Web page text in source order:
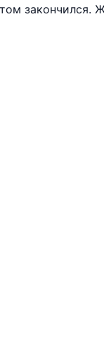
закончился.